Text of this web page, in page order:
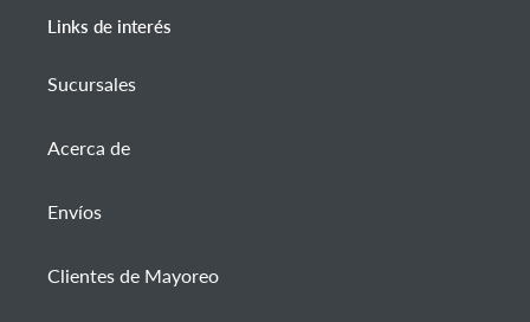
Links de interés
Sucursales
Acerca de
Envíos
Clientes de Mayoreo